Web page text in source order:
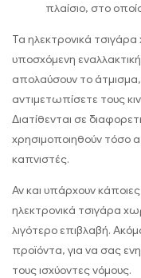
πλαίσιο, στο
Τα ηλεκτρονικά
υποσχόμενη
απολαύσουν το
αντιμετωπίσετε τους
Διατίθενται σε
χρησιμοποιηθούν τόσο
καπνιστές.
Αν και υπάρχουν κάποιες
ηλεκτρονικά τσιγάρα
λιγότερο επιβλαβή.
προϊόντα, για να σας
τους ισχύοντες νόμους.